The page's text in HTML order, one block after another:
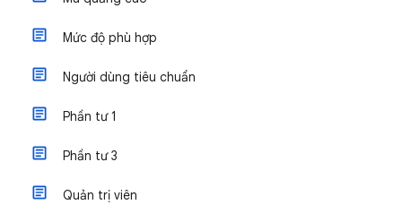
Mức độ phù hợp
Người dùng tiêu chuẩn
Phần tư 1
Phần tư 3
Quản trị viên